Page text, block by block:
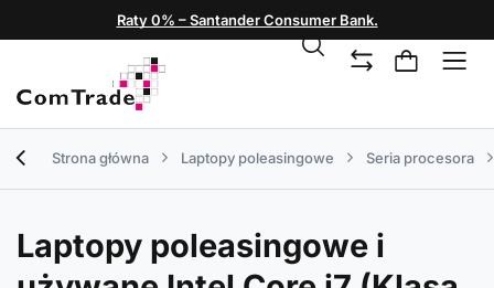
Raty 0% – Santander Consumer Bank.
Strona główna Laptopy poleasingowe Seria procesora
Laptopy poleasingowe i